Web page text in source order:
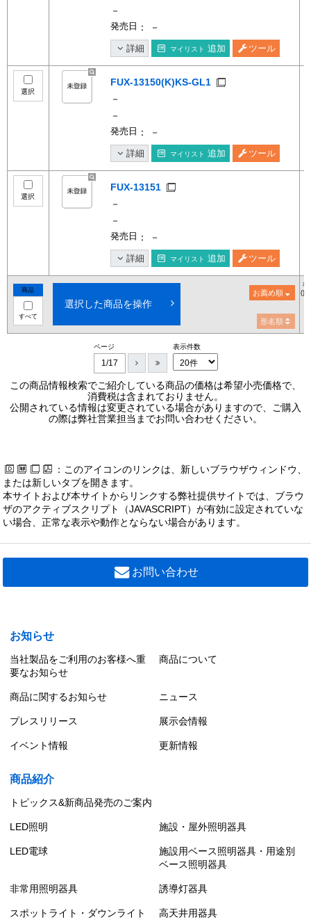
－
発売日 ： －
詳細 マイリスト 追加 ツール
選択
FUX-13150(K)KS-GL1
－
－
発売日 ： －
詳細 マイリスト 追加 ツール
選択
FUX-13151
－
－
発売日 ： －
詳細 マイリスト 追加 ツール
商品
すべて
選択した商品を操作
お薦め順
希
()
形名順
ページ
1/17
表示件数
この商品情報検索でご紹介している商品の価格は希望小売価格で、
消費税は含まれておりません。
公開されている情報は変更されている場合がありますので、ご購入
の際は弊社営業担当までお問い合わせください。
：このアイコンのリンクは、新しいブラウザウィンドウ、
または新しいタブを開きます。
本サイトおよび本サイトからリンクする弊社提供サイトでは、ブラウ
ザのアクティブスクリプト（JAVASCRIPT）が有効に設定されていな
い場合、正常な表示や動作とならない場合があります。
お問い合わせ
お知らせ
当社製品をご利用のお客様へ重
要なお知らせ
商品について
商品に関するお知らせ ニュース
プレスリリース 展示会情報
イベント情報 更新情報
商品紹介
トピックス&新商品発売のご案内
LED照明 施設・屋外照明器具
LED電球
施設用ベース照明器具・用途別
ベース照明器具
非常用照明器具 誘導灯器具
スポットライト・ダウンライト 高天井用器具